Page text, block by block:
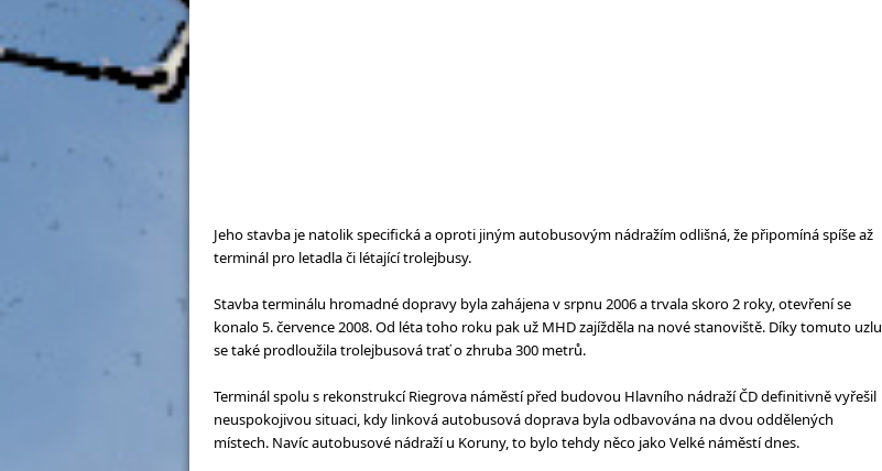
Jeho stavba je natolik specifická a oproti jiným autobusovým nádražím odlišná, že připomíná spíše až
terminál pro letadla či létající trolejbusy.
Stavba terminálu hromadné dopravy byla zahájena v srpnu 2006 a trvala skoro 2 roky, otevření se
konalo 5. července 2008. Od léta toho roku pak už MHD zajížděla na nové stanoviště. Díky tomuto uzlu
se také prodloužila trolejbusová trať o zhruba 300 metrů.
Terminál spolu s rekonstrukcí Riegrova náměstí před budovou Hlavního nádraží ČD definitivně vyřešil
neuspokojivou situaci, kdy linková autobusová doprava byla odbavována na dvou oddělených
místech. Navíc autobusové nádraží u Koruny, to bylo tehdy něco jako Velké náměstí dnes.